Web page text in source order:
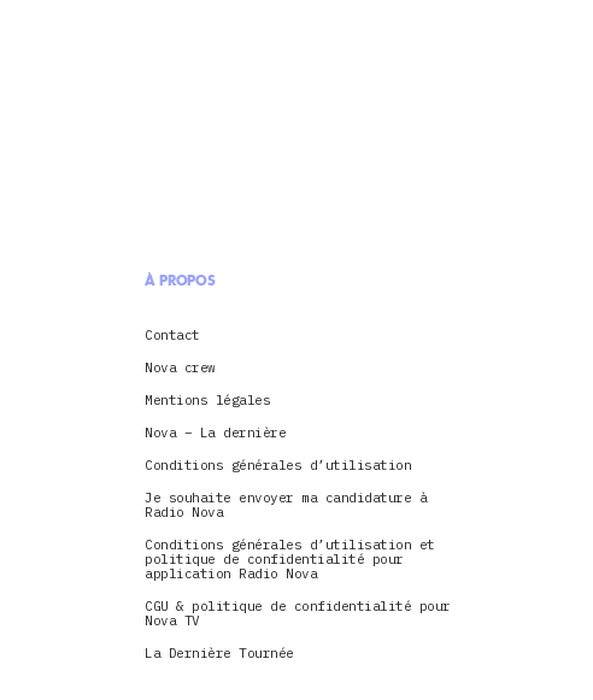
À PROPOS
Contact
Nova crew
Mentions légales
Nova – La dernière
Conditions générales d’utilisation
Je souhaite envoyer ma candidature à
Radio Nova
Conditions générales d’utilisation et
politique de confidentialité pour
application Radio Nova
CGU & politique de confidentialité pour
Nova TV
La Dernière Tournée